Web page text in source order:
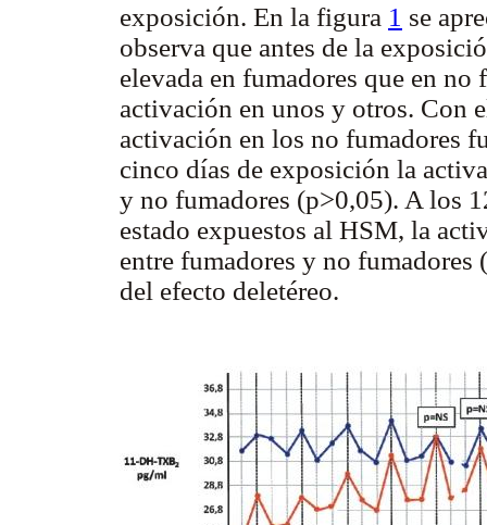
exposición. En la figura 1 se
observa que antes de la
elevada en fumadores que en
activación en unos y otros. Con
activación en los no fumadores
cinco días de exposición la
y no fumadores (p>0,05). A los
estado expuestos al HSM, la
entre fumadores y no
del efecto deletéreo.